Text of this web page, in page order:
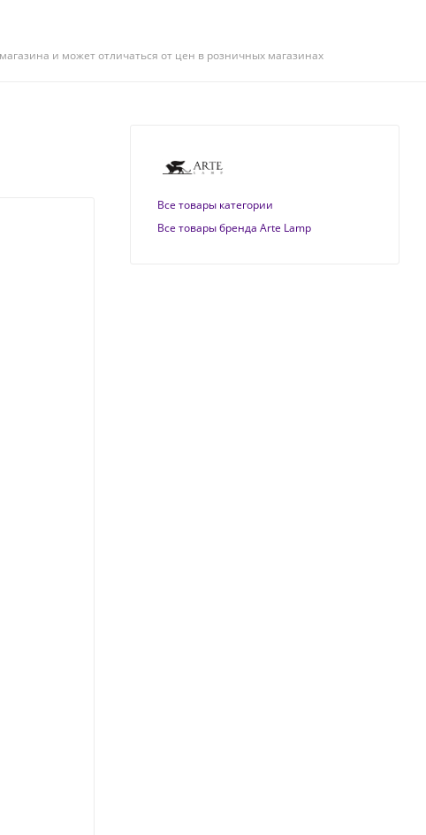
и может отличаться от цен в розничных магазинах
Все товары категории
Все товары бренда Arte Lamp